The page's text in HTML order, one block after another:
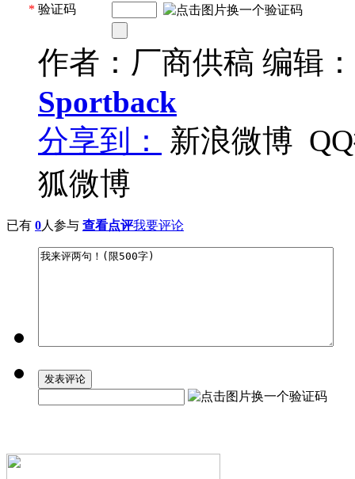
* 验证码
作者：厂商供稿 编辑
Sportback
分享到：
新浪微博
狐微博
已有 0人参与 查看点评我要评论